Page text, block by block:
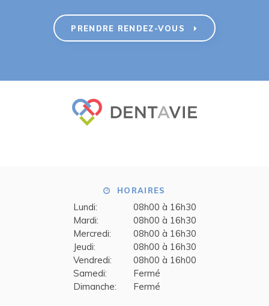
PRENDRE RENDEZ-VOUS
HORAIRES
Lundi:
08h00 à 16h30
Mardi:
08h00 à 16h30
Mercredi:
08h00 à 16h30
Jeudi:
08h00 à 16h30
Vendredi:
08h00 à 16h00
Samedi:
Fermé
Dimanche:
Fermé